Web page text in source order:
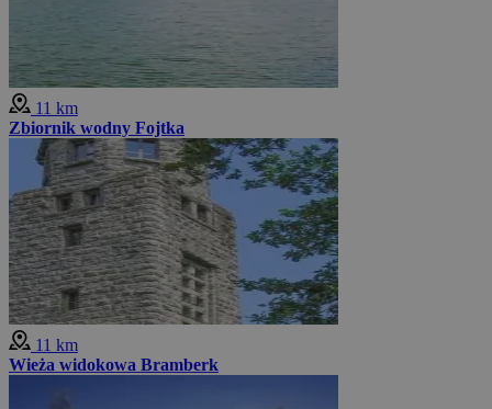
11 km
Zbiornik wodny Fojtka
11 km
Wieża widokowa Bramberk